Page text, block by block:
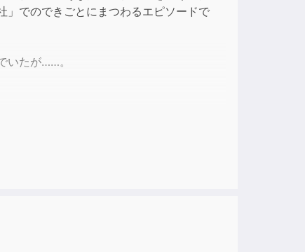
」でのできごとにまつわるエピソードで
いたが……。